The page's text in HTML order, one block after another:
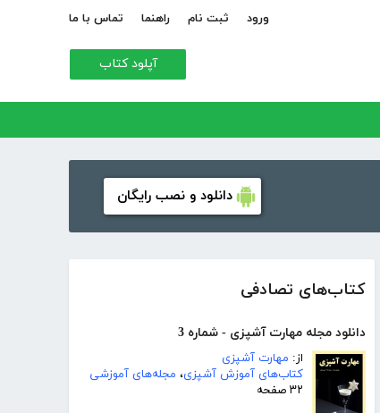
ورود ثبت نام راهنما تماس با ما
آپلود کتاب
دانلود و نصب رایگان
کتاب‌های تصادفی
دانلود مجله مهارت آشپزی - شماره 3
از: مهارت آشپزی
کتاب‌های آموزش آشپزی، مجله‌های آموزشی
۳۲ صفحه